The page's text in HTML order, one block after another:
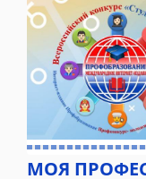
МОЯ